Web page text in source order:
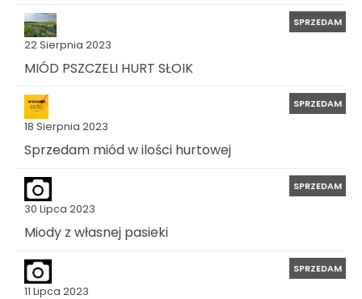
22 Sierpnia 2023
SPRZEDAM
MIÓD PSZCZELI HURT SŁOIK
18 Sierpnia 2023
SPRZEDAM
Sprzedam miód w ilości hurtowej
30 Lipca 2023
SPRZEDAM
Miody z własnej pasieki
11 Lipca 2023
SPRZEDAM